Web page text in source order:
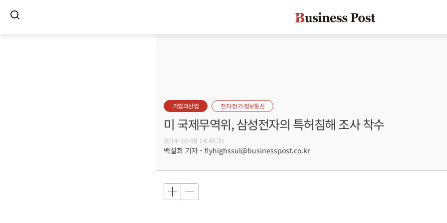
기업과산업 전자·전기·정보통신
미 국제무역위, 삼성전자의 특허침해 조사 착수
2014-10-08 14:45:31
백설희 기자 - flyhighssul@businesspost.co.kr